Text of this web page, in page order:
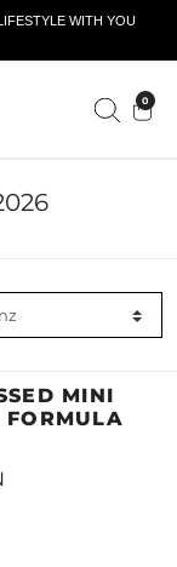
WITH YOU
0
MINI
FORMULA